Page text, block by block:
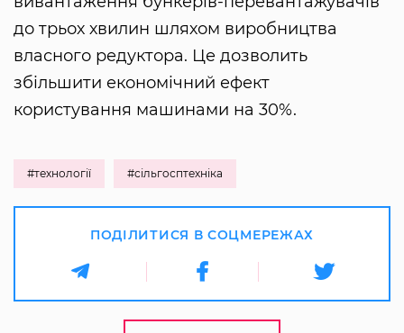
до трьох хвилин шляхом виробництва
власного редуктора. Це дозволить
збільшити економічний ефект
користування машинами на 30%.
#технології #сільгосптехніка
ПОДІЛИТИСЯ В СОЦМЕРЕЖАХ